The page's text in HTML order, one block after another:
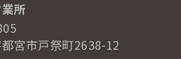
所
宮市戸祭町2638-12